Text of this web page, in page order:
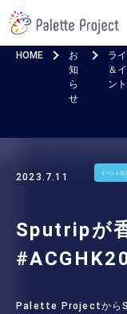
HOME
お
知
ら
せ
ラ
＆
ント
2023.7.11 イベント出
Sputripが
Palette Projectから